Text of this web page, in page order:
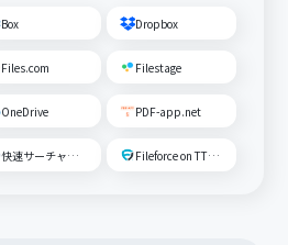
Box Dropbox
Files.com Filestage
OneDrive PDF-app.net
快速サーチャーGX Fileforce on TTS Cloud